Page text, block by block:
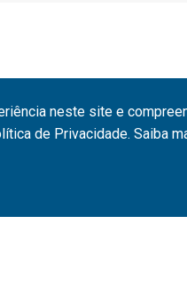
neste site e
de Privacidade. Saiba